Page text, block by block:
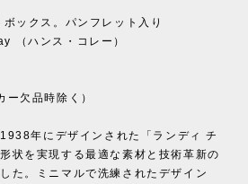
ックス。パンフレット入り
（ハンス・コレー）
欠品時除く）
年にデザインされた「ランディ チ
状を実現する最適な素材と技術革新の
た。ミニマルで洗練されたデザイン